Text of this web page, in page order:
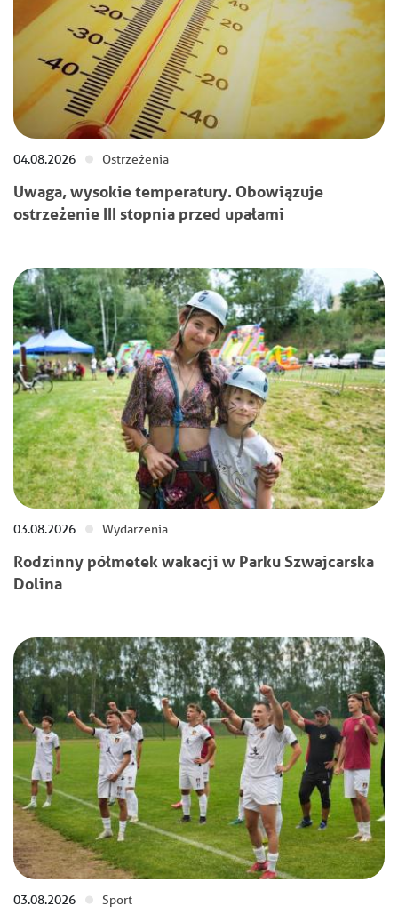
04.08.2026 Ostrzeżenia
Uwaga, wysokie temperatury. Obowiązuje
ostrzeżenie III stopnia przed upałami
03.08.2026 Wydarzenia
Rodzinny półmetek wakacji w Parku Szwajcarska
Dolina
03.08.2026 Sport